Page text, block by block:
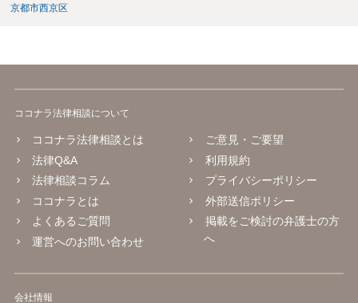
京都市西京区
ココナラ法律相談について
ココナラ法律相談とは
法律Q&A
法律相談コラム
ココナラとは
よくあるご質問
運営へのお問い合わせ
ご意見・ご要望
利用規約
プライバシーポリシー
外部送信ポリシー
掲載をご検討の弁護士の方
へ
会社情報